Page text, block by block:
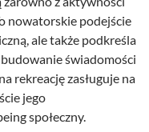
nowatorskie podejście
ale także podkreśla
świadomości
rekreację zasługuje na
jego
społeczny.